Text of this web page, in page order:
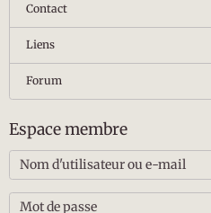
Contact
Liens
Forum
Espace membre